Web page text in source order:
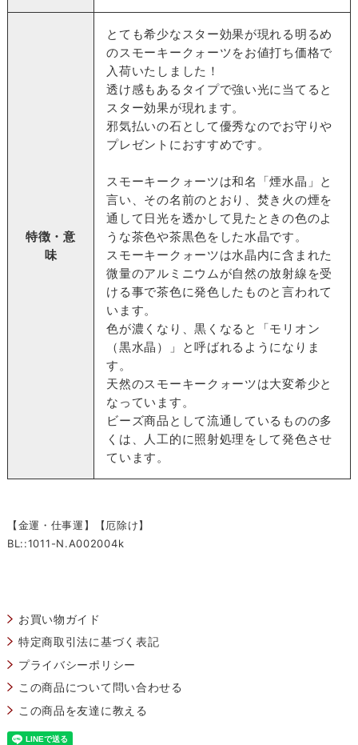
特徴・意
味
とても希少なスター効果が現れる明るめ
のスモーキークォーツをお値打ち価格で
入荷いたしました！
透け感もあるタイプで強い光に当てると
スター効果が現れます。
邪気払いの石として優秀なのでお守りや
プレゼントにおすすめです。
スモーキークォーツは和名「煙水晶」と
言い、その名前のとおり、焚き火の煙を
通して日光を透かして見たときの色のよ
うな茶色や茶黒色をした水晶です。
スモーキークォーツは水晶内に含まれた
微量のアルミニウムが自然の放射線を受
ける事で茶色に発色したものと言われて
います。
色が濃くなり、黒くなると「モリオン
（黒水晶）」と呼ばれるようになりま
す。
天然のスモーキークォーツは大変希少と
なっています。
ビーズ商品として流通しているものの多
くは、人工的に照射処理をして発色させ
ています。
【金運・仕事運】【厄除け】
BL::1011-N.A002004k
お買い物ガイド
特定商取引法に基づく表記
プライバシーポリシー
この商品について問い合わせる
この商品を友達に教える